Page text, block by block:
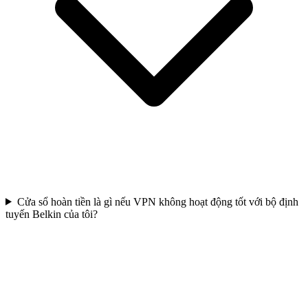
Cửa sổ hoàn tiền là gì nếu VPN không hoạt động tốt với bộ định
tuyến Belkin của tôi?